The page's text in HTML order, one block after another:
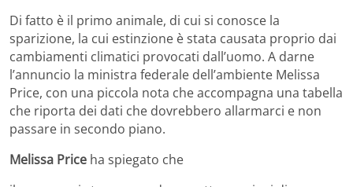
Di fatto è il primo animale, di cui si conosce la
sparizione, la cui estinzione è stata causata proprio dai
cambiamenti climatici provocati dall’uomo. A darne
l’annuncio la ministra federale dell’ambiente Melissa
Price, con una piccola nota che accompagna una tabella
che riporta dei dati che dovrebbero allarmarci e non
passare in secondo piano.
Melissa Price ha spiegato che